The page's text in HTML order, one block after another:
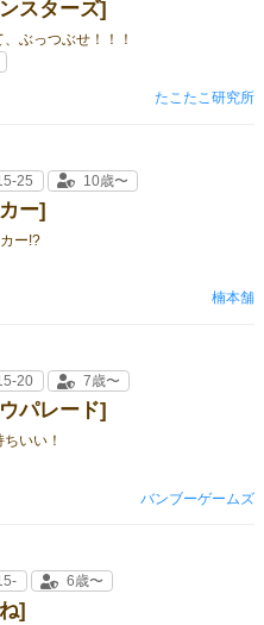
スターズ]
ぶっつぶせ！！！
たこたこ研究所
ー]
ー!?
25 10歳〜
楠本舗
パレード]
いい！
20 7歳〜
バンブーゲームズ
]
6歳〜